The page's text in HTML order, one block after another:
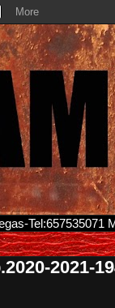
Tel:657535071
2021-